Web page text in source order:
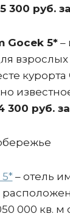
300 руб.
Gocek 5*–
курорта
300 руб.
– отель
000 кв. м